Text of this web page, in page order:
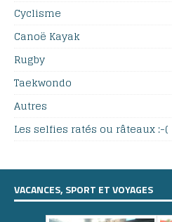
Cyclisme
Canoë Kayak
Rugby
Taekwondo
Autres
Les selfies ratés ou râteaux :-(
VACANCES, SPORT ET VOYAGES